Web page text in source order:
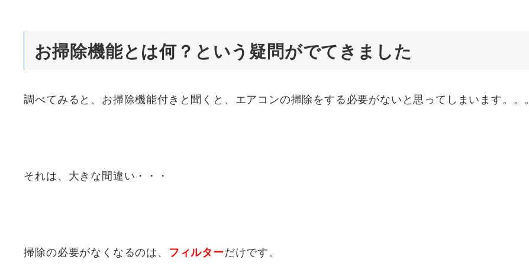
お掃除機能とは何？という疑問がでてきました
調べてみると、お掃除機能付きと聞くと、エアコンの掃除をする必要がないと思ってしまいます。。。
それは、大きな間違い・・・
掃除の必要がなくなるのは、 フィルターだけです。